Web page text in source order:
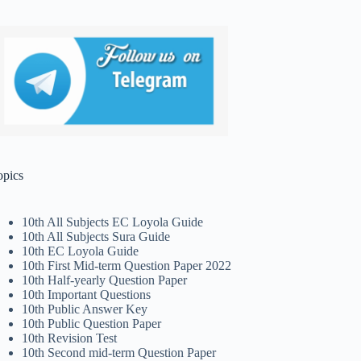
10th All Subjects EC Loyola Guide
10th All Subjects Sura Guide
10th EC Loyola Guide
10th First Mid-term Question Paper 2022
10th Half-yearly Question Paper
10th Important Questions
10th Public Answer Key
10th Public Question Paper
10th Revision Test
10th Second mid-term Question Paper